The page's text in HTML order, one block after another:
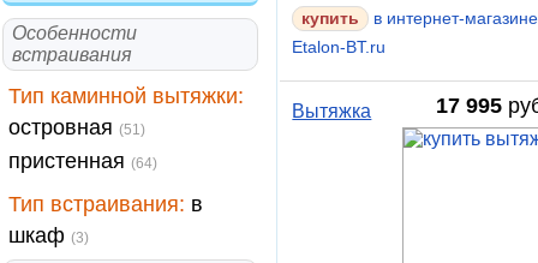
Особенности
встраивания
Тип каминной вытяжки:
островная (51)
пристенная (64)
Тип встраивания: в
шкаф (3)
купить
в интернет-магазине
Etalon-BT.ru
17 995
Вытяжка